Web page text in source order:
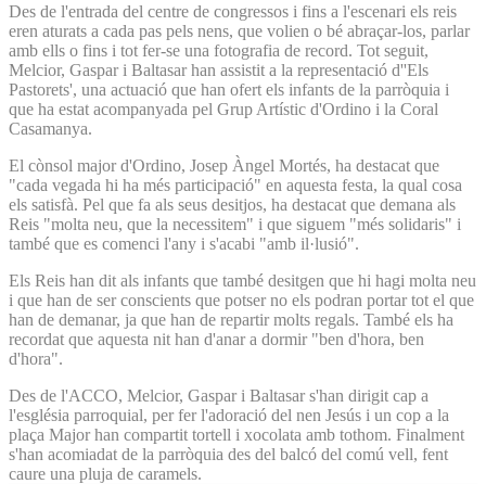
Des de l'entrada del centre de congressos i fins a l'escenari els reis
eren aturats a cada pas pels nens, que volien o bé abraçar-los, parlar
amb ells o fins i tot fer-se una fotografia de record. Tot seguit,
Melcior, Gaspar i Baltasar han assistit a la representació d''Els
Pastorets', una actuació que han ofert els infants de la parròquia i
que ha estat acompanyada pel Grup Artístic d'Ordino i la Coral
Casamanya.
El cònsol major d'Ordino, Josep Àngel Mortés, ha destacat que
"cada vegada hi ha més participació" en aquesta festa, la qual cosa
els satisfà. Pel que fa als seus desitjos, ha destacat que demana als
Reis "molta neu, que la necessitem" i que siguem "més solidaris" i
també que es comenci l'any i s'acabi "amb il·lusió".
Els Reis han dit als infants que també desitgen que hi hagi molta neu
i que han de ser conscients que potser no els podran portar tot el que
han de demanar, ja que han de repartir molts regals. També els ha
recordat que aquesta nit han d'anar a dormir "ben d'hora, ben
d'hora".
Des de l'ACCO, Melcior, Gaspar i Baltasar s'han dirigit cap a
l'església parroquial, per fer l'adoració del nen Jesús i un cop a la
plaça Major han compartit tortell i xocolata amb tothom. Finalment
s'han acomiadat de la parròquia des del balcó del comú vell, fent
caure una pluja de caramels.